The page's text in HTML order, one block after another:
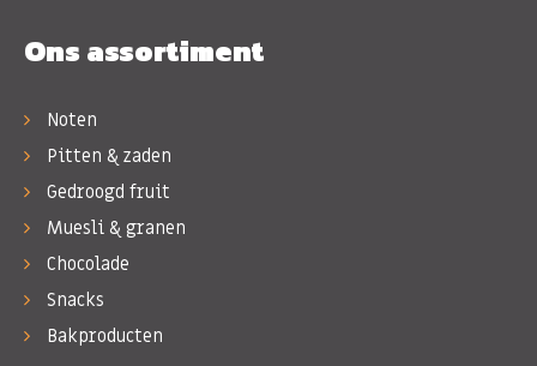
Ons assortiment
Noten
Pitten & zaden
Gedroogd fruit
Muesli & granen
Chocolade
Snacks
Bakproducten